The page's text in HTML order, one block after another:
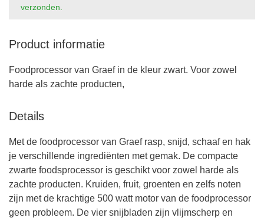
verzonden.
Product informatie
Foodprocessor van Graef in de kleur zwart. Voor zowel
harde als zachte producten,
Details
Met de foodprocessor van Graef rasp, snijd, schaaf en hak
je verschillende ingrediënten met gemak. De compacte
zwarte foodsprocessor is geschikt voor zowel harde als
zachte producten. Kruiden, fruit, groenten en zelfs noten
zijn met de krachtige 500 watt motor van de foodprocessor
geen probleem. De vier snijbladen zijn vlijmscherp en